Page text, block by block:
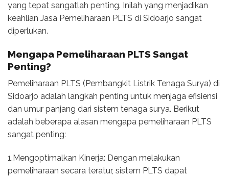
yang tepat sangatlah penting. Inilah yang menjadikan
keahlian Jasa Pemeliharaan PLTS di Sidoarjo sangat
diperlukan.
Mengapa Pemeliharaan PLTS Sangat
Penting?
Pemeliharaan PLTS (Pembangkit Listrik Tenaga Surya) di
Sidoarjo adalah langkah penting untuk menjaga efisiensi
dan umur panjang dari sistem tenaga surya. Berikut
adalah beberapa alasan mengapa pemeliharaan PLTS
sangat penting:
1.Mengoptimalkan Kinerja: Dengan melakukan
pemeliharaan secara teratur, sistem PLTS dapat